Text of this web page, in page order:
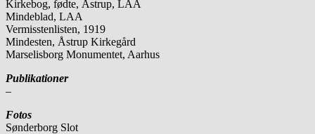
Kirkebog, fødte, Åstrup, LAA
Mindeblad, LAA
Vermisstenlisten, 1919
Mindesten, Åstrup Kirkegård
Marselisborg Monumentet, Aarhus
Publikationer
–
Fotos
Sønderborg Slot